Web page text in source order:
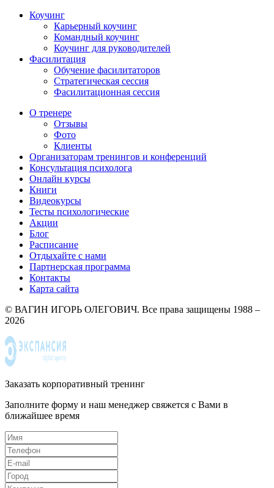
Коучинг
Карьерный коучинг
Командный коучинг
Коучинг для руководителей
Фасилитация
Обучение фасилитаторов
Стратегическая сессия
Фасилитационная сессия
О тренере
Отзывы
Фото
Клиенты
Организаторам тренингов и конференций
Консультация психолога
Онлайн курсы
Книги
Видеокурсы
Тесты психологические
Акции
Блог
Расписание
Отдыхайте с нами
Партнерская программа
Контакты
Карта сайта
© ВАГИН ИГОРЬ ОЛЕГОВИЧ. Все права защищены 1988 –
2026
Заказать корпоративный тренинг
Заполните форму и наш менеджер свяжется с Вами в
ближайшее время